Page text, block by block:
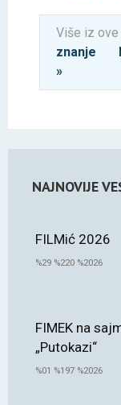
Više iz
znanje
»
NAJNOVIJE
FILMić 2026
%29 %220 %2026
FIMEK na
„Putokazi“
%01 %197 %2026